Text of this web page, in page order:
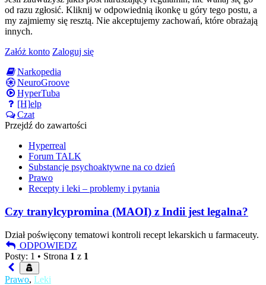
od razu zgłosić. Kliknij w odpowiednią ikonkę u góry tego postu, a
my zajmiemy się resztą. Nie akceptujemy zachowań, które obrażają
innych.
Załóż konto Zaloguj się
Narkopedia
NeuroGroove
HyperTuba
[H]elp
Czat
Przejdź do zawartości
Hyperreal
Forum TALK
Substancje psychoaktywne na co dzień
Prawo
Recepty i leki – problemy i pytania
Czy tranylcypromina (MAOI) z Indii jest legalna?
Dział poświęcony tematowi kontroli recept lekarskich u farmaceuty.
ODPOWIEDZ
Posty: 1 • Strona 1 z 1
Prawo, Leki